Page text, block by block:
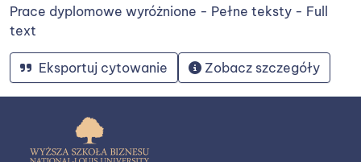
Prace dyplomowe wyróżnione - Pełne teksty - Full
text
Eksportuj cytowanie Zobacz szczegóły